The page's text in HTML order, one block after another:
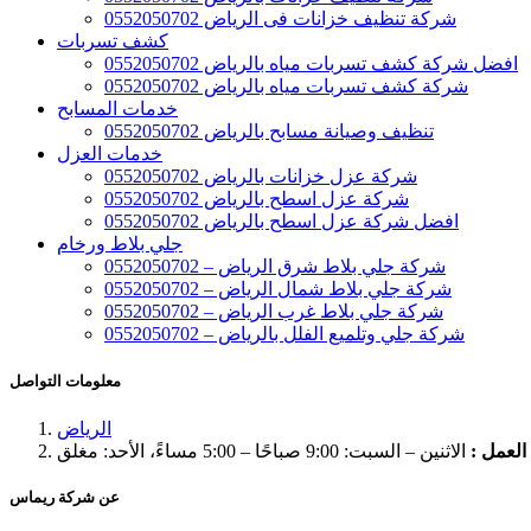
شركة تنظيف خزانات فى الرياض 0552050702
كشف تسربات
افضل شركة كشف تسربات مياه بالرياض 0552050702
شركة كشف تسربات مياه بالرياض 0552050702
خدمات المسابح
تنظيف وصيانة مسابح بالرياض 0552050702
خدمات العزل
شركة عزل خزانات بالرياض 0552050702
شركة عزل اسطح بالرياض 0552050702
افضل شركة عزل اسطح بالرياض 0552050702
جلي بلاط ورخام
شركة جلي بلاط شرق الرياض – 0552050702
شركة جلي بلاط شمال الرياض – 0552050702
شركة جلي بلاط غرب الرياض – 0552050702
شركة جلي وتلميع الفلل بالرياض – 0552050702
معلومات التواصل
الرياض
: الاثنين – السبت: 9:00 صباحًا – 5:00 مساءً، الأحد: مغلق
عن شركة ريماس